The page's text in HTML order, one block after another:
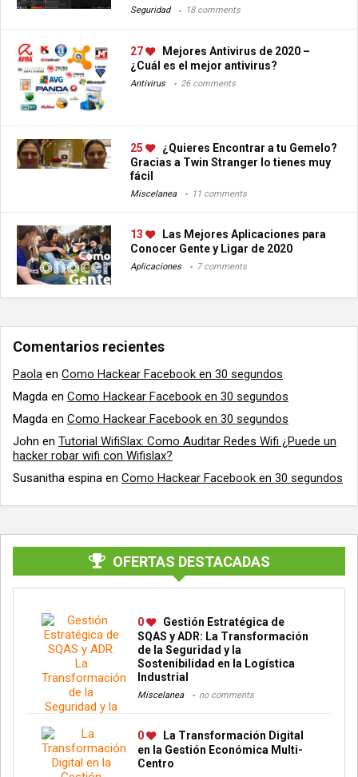
Seguridad 18 comments
27
Mejores Antivirus de 2020 –
¿Cuál es el mejor antivirus?
Antivirus 26 comments
25
¿Quieres Encontrar a tu Gemelo?
Gracias a Twin Stranger lo tienes muy
fácil
Miscelanea 11 comments
13
Las Mejores Aplicaciones para
Conocer Gente y Ligar de 2020
Aplicaciones 7 comments
Comentarios recientes
Paola en Como Hackear Facebook en 30 segundos
Magda en Como Hackear Facebook en 30 segundos
Magda en Como Hackear Facebook en 30 segundos
John en Tutorial WifiSlax: Como Auditar Redes Wifi ¿Puede un
hacker robar wifi con Wifislax?
Susanitha espina en Como Hackear Facebook en 30 segundos
OFERTAS DESTACADAS
0
Gestión Estratégica de
SQAS y ADR: La Transformación
de la Seguridad y la
Sostenibilidad en la Logística
Industrial
Miscelanea no comments
0
La Transformación Digital
en la Gestión Económica Multi-
Centro